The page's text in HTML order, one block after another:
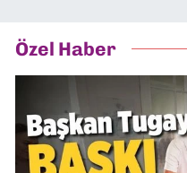
Özel Haber